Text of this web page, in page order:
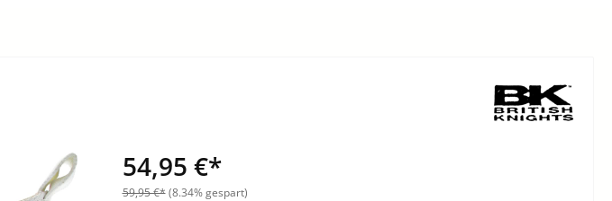
54,95 €*
59,95 €* (8.34% gespart)